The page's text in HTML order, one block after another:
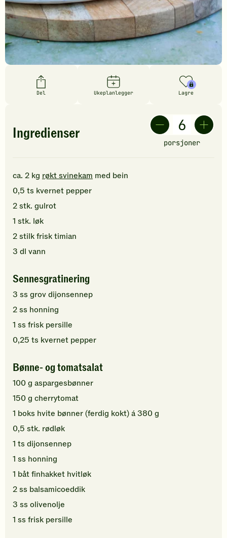
Del Ukeplanlegger Lagre
Ingredienser
porsjoner
ca. 2 kg røkt svinekam med bein
0,5 ts kvernet pepper
2stk. gulrot
1 stk. løk
2stilkfrisk timian
3 dl vann
Sennesgratinering
3 ss grovdijonsennep
2ss honning
1 ss frisk persille
0,25 ts kvernet pepper
Bønne- og tomatsalat
100g aspargesbønner
150g cherrytomat
1 boks hvite bønner (ferdig kokt)á 380 g
0,5 stk. rødløk
1 ts dijonsennep
1 ss honning
1 båtfinhakket hvitløk
2ss balsamicoeddik
3 ss olivenolje
1 ss frisk persille